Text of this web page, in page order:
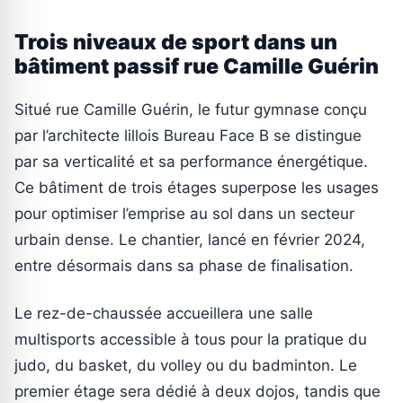
Trois niveaux de sport dans un
bâtiment passif rue Camille Guérin
Situé rue Camille Guérin, le futur gymnase conçu
par l’architecte lillois Bureau Face B se distingue
par sa verticalité et sa performance énergétique.
Ce bâtiment de trois étages superpose les usages
pour optimiser l’emprise au sol dans un secteur
urbain dense. Le chantier, lancé en février 2024,
entre désormais dans sa phase de finalisation.
Le rez-de-chaussée accueillera une salle
multisports accessible à tous pour la pratique du
judo, du basket, du volley ou du badminton. Le
premier étage sera dédié à deux dojos, tandis que